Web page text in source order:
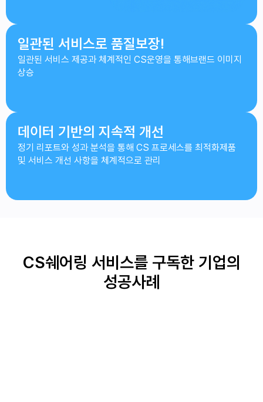
일관된 서비스로 품질보장!
일관된 서비스 제공과 체계적인 CS운영을 통해브랜드 이미지
상승
데이터 기반의 지속적 개선
정기 리포트와 성과 분석을 통해 CS 프로세스를 최적화제품
및 서비스 개선 사항을 체계적으로 관리
CS쉐어링 서비스를 구독한 기업의
성공사례